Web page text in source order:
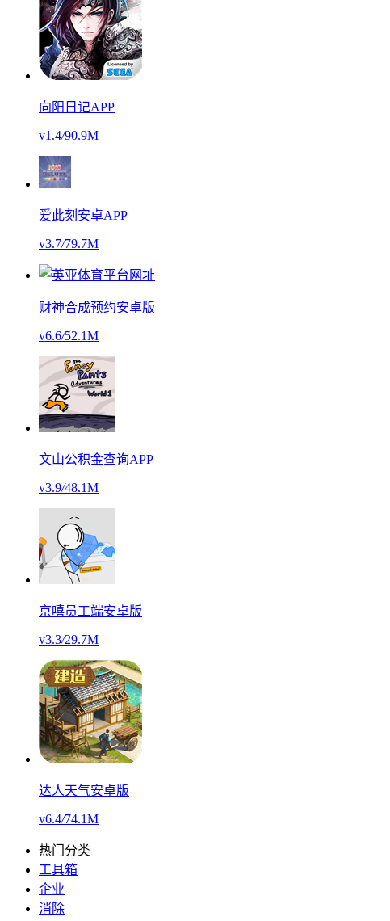
向阳日记APP
v1.4/90.9M
爱此刻安卓APP
v3.7/79.7M
财神合成预约安卓版
v6.6/52.1M
文山公积金查询APP
v3.9/48.1M
京嘻员工端安卓版
v3.3/29.7M
达人天气安卓版
v6.4/74.1M
热门分类
工具箱
企业
消除